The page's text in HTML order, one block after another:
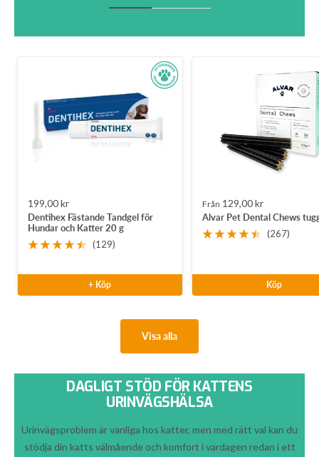
Rea-
pris
199,00 kr
Dentihex Fästande Tandgel för
Hundar och Katter 20 g
(129)
+ Köp
Rea-
pris
Från 129,00 kr
Alvar Pet Dental Chews
(267)
Köp
Visa alla
DAGLIGT STÖD FÖR KATTENS
URINVÄGSHÄLSA
Urinvägsproblem är vanliga hos katter, men med rätt val kan du
stödja din katts välmående och komfort i vardagen redan i ett